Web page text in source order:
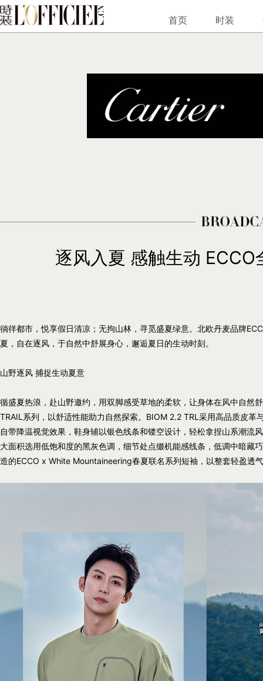
首页 时装
逐风入夏 感触生动
徜徉都市，悦享假日清凉；无拘山林，寻觅盛夏绿意。北欧丹麦品牌
夏，自在逐风，于自然中舒展身心，邂逅夏日的生动时刻。
山野逐风 捕捉生动夏意
循盛夏热浪，赴山野邀约，用双脚感受草地的柔软，让身体在风中自然
TRAIL系列，以舒适性能助力自然探索。BIOM 2.2 TRL采用高品质皮革
自带降温视觉效果，鞋身辅以银色线条和镂空设计，轻松拿捏山系潮流
大面积选用低饱和度的黑灰色调，细节处点缀机能感线条，低调中暗藏
造的ECCO x White Mountaineering春夏联名系列短袖，以整套轻盈透